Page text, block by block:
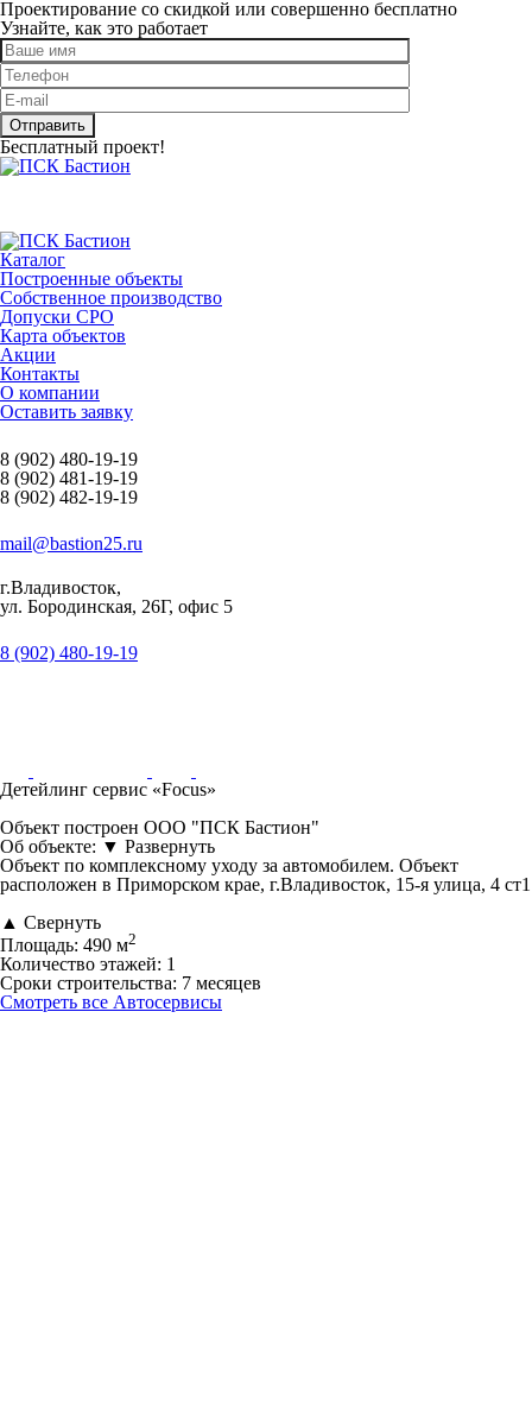
Проектирование со скидкой или совершенно бесплатно
Узнайте, как это работает
это поле пустым.
Бесплатный проект!
Каталог
Построенные объекты
Собственное производство
Допуски СРО
Карта объектов
Акции
Контакты
О компании
Оставить заявку
8 (902) 480-19-19
8 (902) 481-19-19
8 (902) 482-19-19
mail@bastion25.ru
г.Владивосток,
ул. Бородинская, 26Г, офис 5
8 (902) 480-19-19
Детейлинг сервис «Focus»
Объект построен ООО "ПСК Бастион"
Об объекте: ▼ Развернуть
Объект по комплексному уходу за автомобилем. Объект
расположен в Приморском крае, г.Владивосток, 15-я улица, 4 ст1
▲ Свернуть
Площадь: 490 м2
Количество этажей: 1
Сроки строительства: 7 месяцев
Смотреть все Автосервисы